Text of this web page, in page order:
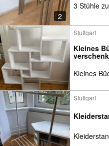
2
3 Stühle
Stuttgart
Kleines
Kleines
Stuttgart